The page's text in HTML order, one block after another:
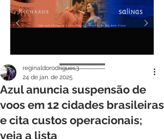
Azul anuncia suspensão de
voos em 12 cidades brasileiras
e cita custos operacionais;
veja a lista
reginaldorodrigues3
24 de jan. de 2025